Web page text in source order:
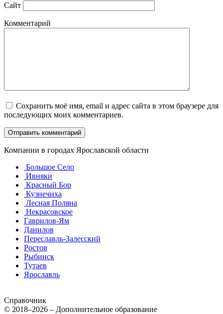
Сайт
Комментарий
Сохранить моё имя, email и адрес сайта в этом браузере для
последующих моих комментариев.
Компании в городах Ярославской области
Большое Село
Ивняки
Красный Бор
Кузнечиха
Лесная Поляна
Некрасовское
Гаврилов-Ям
Данилов
Переславль-Залесский
Ростов
Рыбинск
Тутаев
Ярославль
Справочник
© 2018–2026 – Дополнительное образование